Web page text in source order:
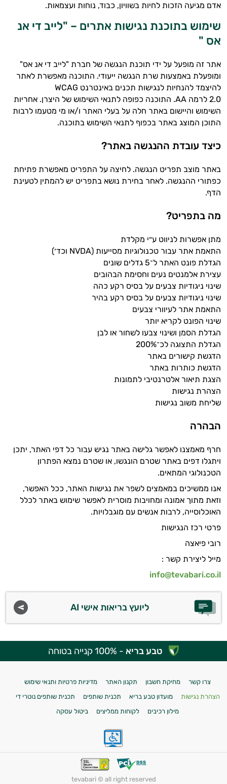
אדם מגיעה הזכות לחיות בשוויון, כבוד, נוחות ועצמאות.
שימוש בתוכנת נגישות אתרים – "לייב די אנ
אס "
אתר זה מופעל על ידי תוכנת הנגשה של חברת "לייב די אנ אס"
ומופעלת באמצעות שרת הנגשה ייעודי. התוכנה מאפשרת לאתר
להיצמד להנחיות לנגישות תכנים באינטרנט WCAG
2.0 לרמה AA. התוכנה כפופה לתנאי השימוש של היצרן. אחריות
השימוש והיישום באתר חלה על בעלי האתר ו/או מי מטעמו לרבות
התוכן המוצג באתר בכפוף לתנאי השימוש בתוכנה.
כיצד עובדת ההנגשה באתר?
באתר מוצב תפריט הנגשה. לחיצה על התפריט מאפשרת פתיחת
כפתורי ההנגשה. לאחר בחירת נושא בתפריט יש להמתין לטעינת
הדף.
מה בתפריט?
מתן אפשרות לניווט ע״י מקלדת
התאמת אתר עבור טכנולוגיות מסייעות (NVDA וכד׳)
הגדלת פונט האתר ל־5 גדלים שונים
עצירת אלמנטים נעים וחסימת הבהובים
שינוי ניגודיות צבעים על בסיס רקע כהה
שינוי ניגודיות צבעים על בסיס רקע בהיר
התאמת אתר לעיוורי צבעים
שינוי הפונט לקריא יותר
הגדלת הסמן ושינוי צבעו לשחור או לבן
הגדלת התצוגה לכ־200%
הדגשת קישורים באתר
הדגשת כותרות באתר
הצגת תיאור אלטרנטיבי לתמונות
הצהרת נגישות
שליחת משוב נגישות
הבהרה
חרף מאמצנו לאפשר גלישה באתר נגיש עבור כל דפי האתר, יתכן
ויתגלו דפים באתר שטרם הונגשו, או שטרם נמצא הפתרון
הטכנולוגי המתאים.
אנו ממשיכים במאמצים לשפר את נגישות האתר, ככל האפשר,
וזאת מתוך אמונה ומחויבות מוסרית לאפשר שימוש באתר לכלל
האוכלוסייה, לרבות אנשים עם מוגבלויות.
פרטי רכז הנגישות
רובי פיאצה
מייל ליצירת קשר :
info@tevabari.co.il
ליועץ בריאות אישי AI
טבע בריא - 100% קנייה בטוחה
צרו קשר מחיקת חשבון תקנון האתר
מדיניות פרטיות ותנאי שימוש
הצהרת נגישות
מועדון טבע בריא תכנית שותפים
תכנית שותפים נוטרי די
מילון רכיבים
לקוחות ממליצים ביטול עסקה
tevabari © all right reserved
היי,
אני יועץ הבריאות האישי AI של טבע בריא.
וספרות מקצועית בתחומי הרפואה הטבעית
ותזונת הספורט.
אני כאן כדי לעזור לך להתאים את תוספי
התזונה ומוצרי הבריאות המדויקים למטרות
ולמצב הגופני שלך, ולהסביר לך אילו רכיבים
עובדים יחד כדי למקסם תוצאות גם בחיי היום
יום וגם בתחום הכושר והספורט.
המטרה שלי היא להתאים עבורך המלצות
אישיות מבוססות מדעית.
זה הזמן להתחיל. איך אוכל לעזור?